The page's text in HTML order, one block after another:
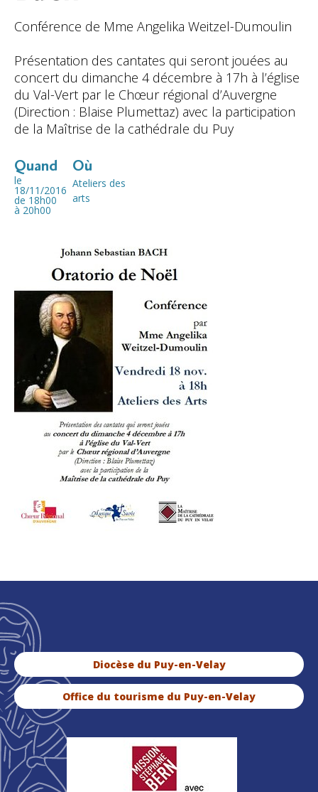
Conférence de Mme Angelika Weitzel-Dumoulin
Présentation des cantates qui seront jouées au
concert du dimanche 4 décembre à 17h à l’église
du Val-Vert par le Chœur régional d’Auvergne
(Direction : Blaise Plumettaz) avec la participation
de la Maîtrise de la cathédrale du Puy
Quand
le
18/11/2016
de 18h00
à 20h00
Où
Ateliers des
arts
Diocèse du Puy-en-Velay
Office du tourisme du Puy-en-Velay